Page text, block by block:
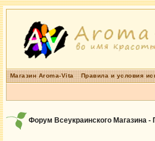
Магазин Aroma-Vita Правила и условия
Форум Всеукраинского Магазина